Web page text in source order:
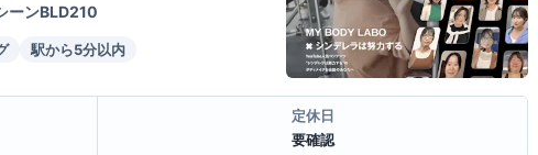
ーンBLD210
駅から5分以内
定休日
要確認